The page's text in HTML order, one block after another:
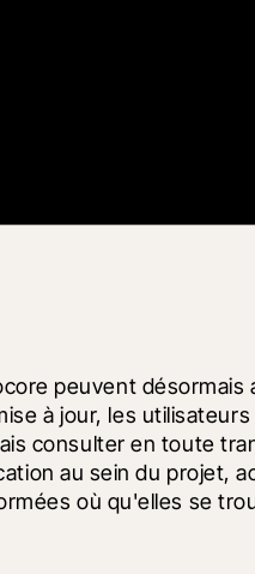
peuvent
à jour, les
consulter en toute
au sein du projet,
où qu'elles se